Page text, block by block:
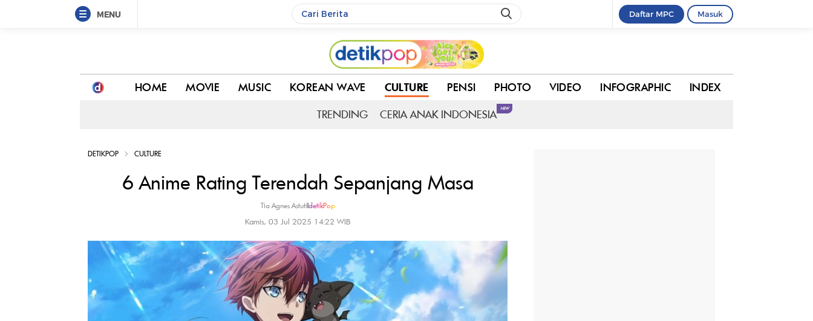
MENU Daftar MPC Masuk
HOME MOVIE MUSIC KOREAN WAVE CULTURE PENSI PHOTO VIDEO INFOGRAPHIC
INDEX
TRENDING
CERIA ANAK INDONESIA NEW
6 Anime Rating Terendah Sepanjang Masa 0 komentar BAGIKAN
DETIKPOP CULTURE
6 Anime Rating Terendah Sepanjang Masa
Tia Agnes Astuti|detikPop
Kamis, 03 Jul 2025 14:22 WIB